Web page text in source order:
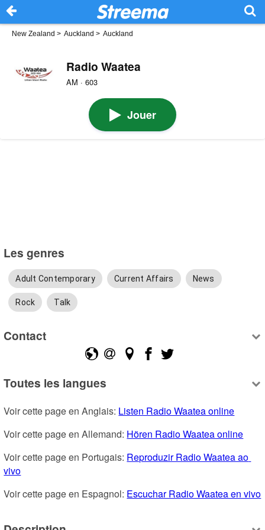
New Zealand > Auckland > Auckland
Radio Waatea
AM · 603
Jouer
Les genres
Adult Contemporary Current Affairs News
Rock Talk
Contact
Toutes les langues
Voir cette page en Anglais: Listen Radio Waatea online
Voir cette page en Allemand: Hören Radio Waatea online
Voir cette page en Portugais: Reproduzir Radio Waatea ao
vivo
Voir cette page en Espagnol: Escuchar Radio Waatea en vivo